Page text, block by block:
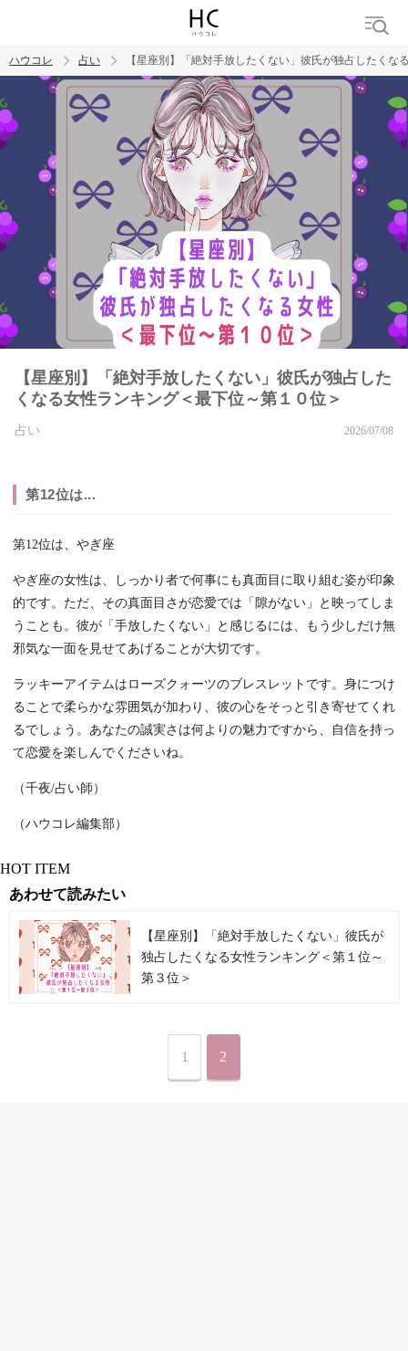
トレンド ワード
ハウコレ 占い 【星座別】「絶対手放したくない」彼氏が独占したく
【星座別】「絶対手放したくない」彼氏が独占した
くなる女性ランキング＜最下位～第１０位＞
占い 2026/07/08
第12位は...
第12位は、やぎ座
やぎ座の女性は、しっかり者で何事にも真面目に取り組む姿が印象
的です。ただ、その真面目さが恋愛では「隙がない」と映ってしま
うことも。彼が「手放したくない」と感じるには、もう少しだけ無
邪気な一面を見せてあげることが大切です。
ラッキーアイテムはローズクォーツのブレスレットです。身につけ
ることで柔らかな雰囲気が加わり、彼の心をそっと引き寄せてくれ
るでしょう。あなたの誠実さは何よりの魅力ですから、自信を持っ
て恋愛を楽しんでくださいね。
（千夜/占い師）
（ハウコレ編集部）
HOT ITEM
あわせて読みたい
【星座別】「絶対手放したくない」彼氏が
独占したくなる女性ランキング＜第１位～
第３位＞
1 2